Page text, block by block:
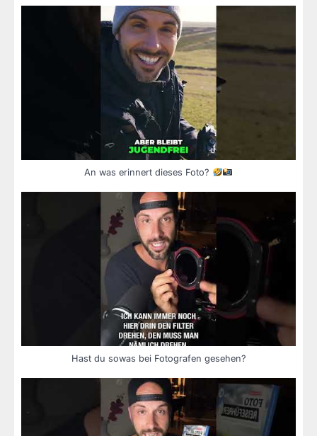
An was erinnert dieses Foto?
Hast du sowas bei Fotografen gesehen?